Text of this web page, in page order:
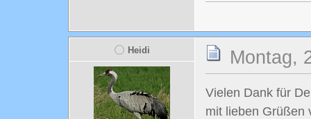
Heidi Montag,
Vielen Dank für
mit lieben Grüßen